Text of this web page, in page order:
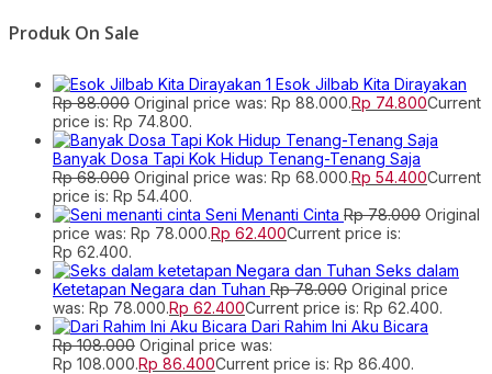
Produk On Sale
Esok Jilbab Kita Dirayakan
Rp88.000 Original price was: Rp 88.000.Rp 74.800Current
price is: Rp 74.800.
Banyak Dosa Tapi Kok Hidup Tenang-Tenang Saja
Rp68.000 Original price was: Rp 68.000.Rp 54.400Current
price is: Rp 54.400.
Seni Menanti Cinta Rp78.000 Original
price was: Rp 78.000.Rp 62.400Current price is:
Rp 62.400.
Seks dalam
Ketetapan Negara dan Tuhan Rp78.000 Original price
was: Rp 78.000.Rp 62.400Current price is: Rp 62.400.
Dari Rahim Ini Aku Bicara
Rp108.000 Original price was:
Rp 108.000.Rp 86.400Current price is: Rp 86.400.